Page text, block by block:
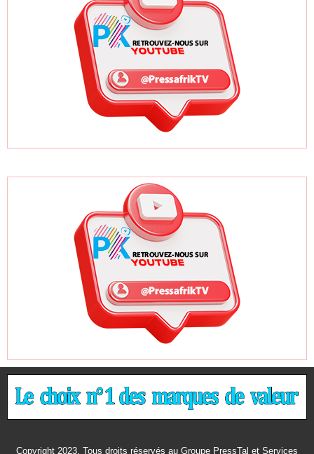
Copyright 2023. Tous droits réservés au Groupe PressTal et Services